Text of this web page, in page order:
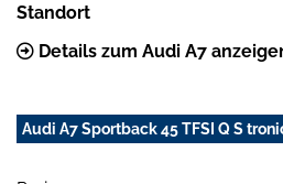
Standort
Details zum Audi A7
Audi A7 Sportback 45 TFSI Q S